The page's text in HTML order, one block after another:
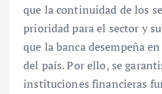
que la continuidad de los
prioridad para el sector y
que la banca desempeña
del país. Por ello, se
instituciones financieras